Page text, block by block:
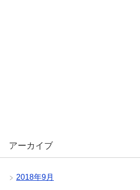
アーカイブ
2018年9月